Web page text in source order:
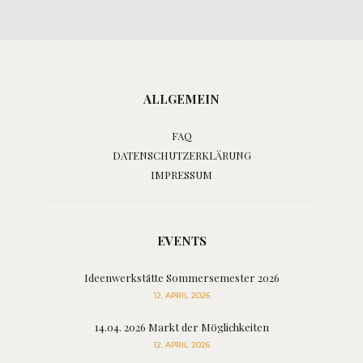
ALLGEMEIN
FAQ
DATENSCHUTZERKLÄRUNG
IMPRESSUM
EVENTS
Ideenwerkstätte Sommersemester 2026
12. APRIL 2026
14.04. 2026 Markt der Möglichkeiten
12. APRIL 2026